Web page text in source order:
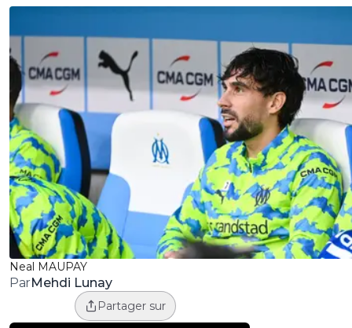
Neal MAUPAY
ParMehdi Lunay
Partager sur